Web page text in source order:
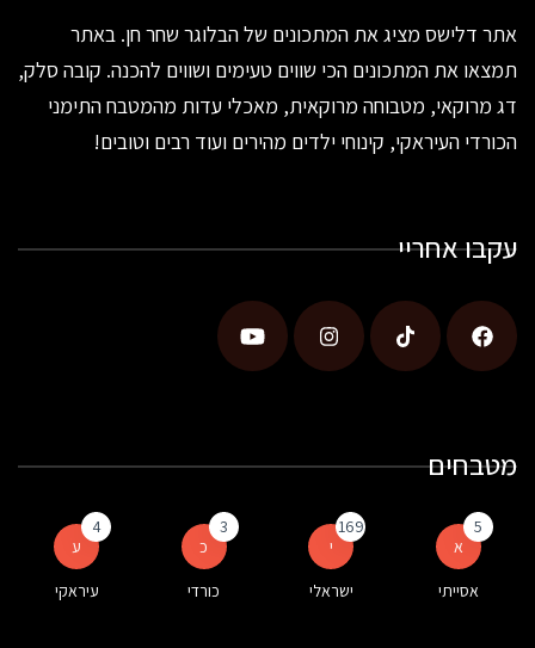
אתר דלישס מציג את המתכונים של הבלוגר שחר חן. באתר
תמצאו את המתכונים הכי שווים טעימים ושווים להכנה. קובה סלק,
דג מרוקאי, מטבוחה מרוקאית, מאכלי עדות מהמטבח התימני
הכורדי העיראקי, קינוחי ילדים מהירים ועוד רבים וטובים!
עקבו אחריי
מטבחים
א
5
אסייתי
י
169
ישראלי
כ
3
כורדי
ע
4
עיראקי